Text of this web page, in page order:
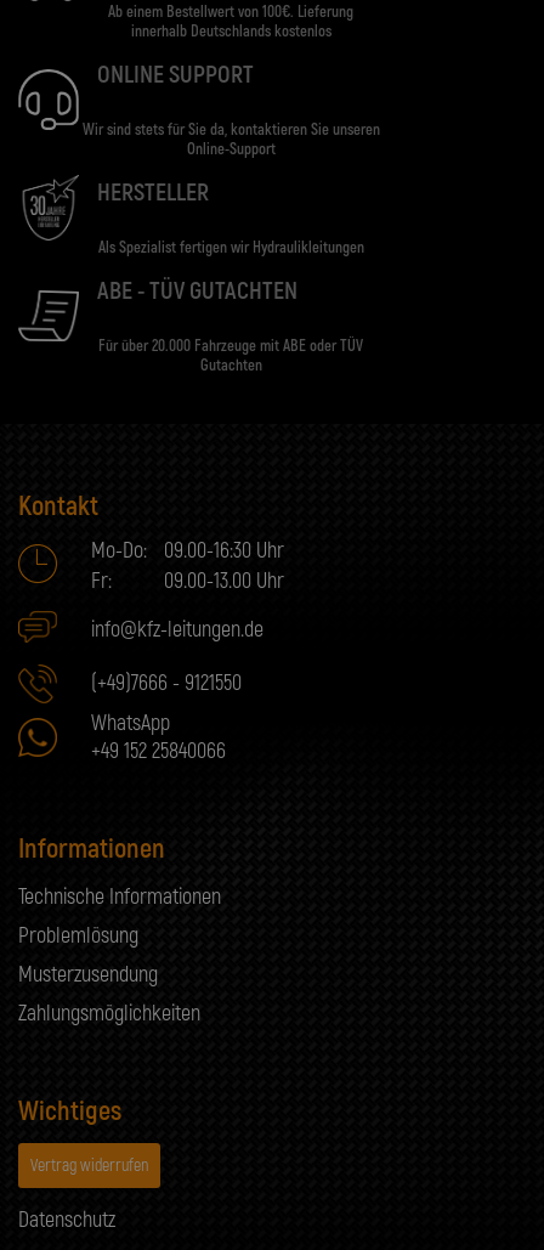
Ab einem Bestellwert von 100€. Lieferung
innerhalb Deutschlands kostenlos
ONLINE SUPPORT
Wir sind stets für Sie da, kontaktieren Sie unseren
Online-Support
HERSTELLER
Als Spezialist fertigen wir Hydraulikleitungen
ABE - TÜV GUTACHTEN
Für über 20.000 Fahrzeuge mit ABE oder TÜV
Gutachten
Kontakt
Mo-Do:
09.00-16:30 Uhr
Fr:
09.00-13.00 Uhr
info@kfz-leitungen.de
(+49)7666 - 9121550
WhatsApp
+49 152 25840066
Informationen
Technische Informationen
Problemlösung
Musterzusendung
Zahlungsmöglichkeiten
Wichtiges
Vertrag widerrufen
Datenschutz